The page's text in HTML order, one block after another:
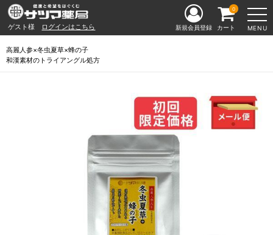
ゲスト様 ログインはこちら MENU
新規会員登録 カート
0
高麗人参×冬虫夏草×蜂の子
和漢素材のトライアングル処方